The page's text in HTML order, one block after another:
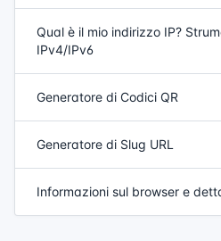
Qual è il mio indirizzo IP?
IPv4/IPv6
Generatore di Codici QR
Generatore di Slug URL
Informazioni sul browser e